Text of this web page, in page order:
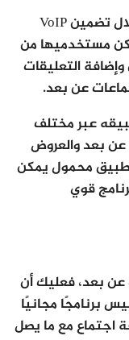
كما يتضمن أيضًا مؤتمرات صوتية من خلال تضمين VoIP
مستخدميها من
التعليقات
عن بعد.
عبر مختلف
عن بعد والعروض
تطبيق محمول يمكن
قوي
عن بعد، فعليك أن
برنامجًا مجانيًا
اجتماع مع ما يصل